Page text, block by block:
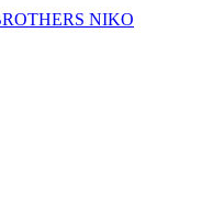
NIKO